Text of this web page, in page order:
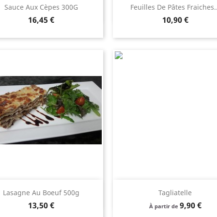
Sauce Aux Cèpes 300G
Prix
16,45 €
Aperçu rapide Feuilles De Pâtes
Prix
10,90 €
Aperçu rapide
Lasagne Au Boeuf 500g
Prix
13,50 €
Aperçu rapide Tagliatelle
À partir de Prix
9,90 €
Aperçu rapide